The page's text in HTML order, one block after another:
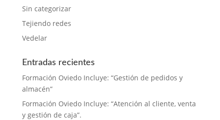
Sin categorizar
Tejiendo redes
Vedelar
Entradas recientes
Formación Oviedo Incluye: “Gestión de pedidos y
almacén”
Formación Oviedo Incluye: “Atención al cliente, venta
y gestión de caja”.